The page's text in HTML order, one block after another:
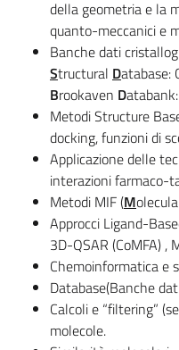
della geometria e la
quanto-meccanici e
Banche dati
Structural Database:
Brookaven D
Metodi Structure
docking, funzioni di
Applicazione delle
interazioni farmaco-
Metodi MIF (M
Approcci Ligand-
3D-QSAR (CoMFA) ,
Chemoinformatica e
Database(Banche
Calcoli e “filtering”
molecole.